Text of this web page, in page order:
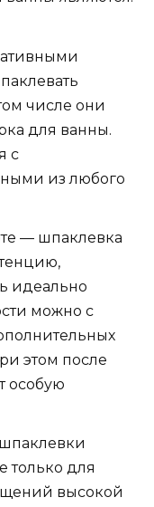
числе они
для ванны.
с
из любого
— шпаклевка
идеально
можно с
этом после
особую
только для
высокой